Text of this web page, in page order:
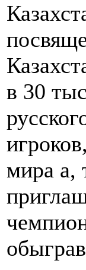
в 30
мира а,